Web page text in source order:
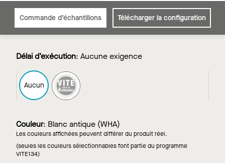
Commande d’échantillons Télécharger la configuration
Délai d’exécution: Aucune exigence
Aucun FAST4
Couleur: Blanc antique (WHA)
Les couleurs affichées peuvent différer du produit réel.
(seules les couleurs sélectionnables font partie du programme
VITE134)